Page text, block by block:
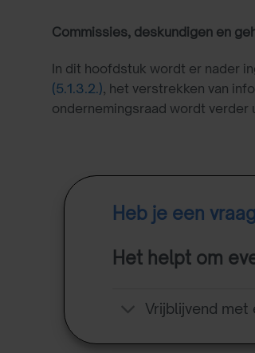
Commissies, deskundigen en
In dit hoofdstuk wordt er nader
(5.1.3.2.), het verstrekken van
ondernemingsraad wordt verder
Heb je een
Het helpt om
Vrijblijvend met